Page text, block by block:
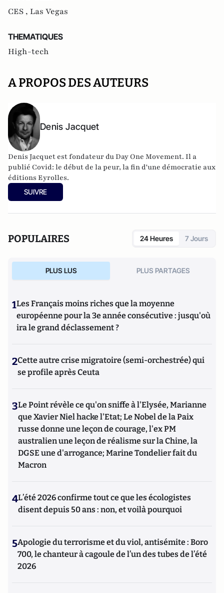
CES , Las Vegas
THEMATIQUES
High-tech
A PROPOS DES AUTEURS
Denis Jacquet
Denis Jacquet est fondateur du Day One Movement. Il a
publié Covid: le début de la peur, la fin d'une démocratie aux
éditions Eyrolles.
SUIVRE
POPULAIRES 24 Heures 7 Jours
PLUS LUS PLUS PARTAGES
1Les Français moins riches que la moyenne
européenne pour la 3e année consécutive : jusqu'où
ira le grand déclassement ?
2Cette autre crise migratoire (semi-orchestrée) qui
se profile après Ceuta
3Le Point révèle ce qu'on sniffe à l'Elysée, Marianne
que Xavier Niel hacke l'Etat; Le Nobel de la Paix
russe donne une leçon de courage, l'ex PM
australien une leçon de réalisme sur la Chine, la
DGSE une d'arrogance; Marine Tondelier fait du
Macron
4L’été 2026 confirme tout ce que les écologistes
disent depuis 50 ans : non, et voilà pourquoi
5Apologie du terrorisme et du viol, antisémite : Boro
700, le chanteur à cagoule de l’un des tubes de l’été
2026